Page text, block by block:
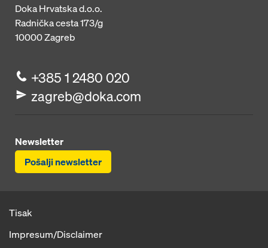
Doka Hrvatska d.o.o.
Radnička cesta 173/g
10000Zagreb
+385 1 2480 020
zagreb@doka.com
Newsletter
Pošalji newsletter
Tisak
Impresum/Disclaimer